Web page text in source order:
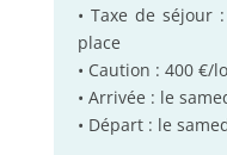
• Taxe de séjour
place
• Caution : 400 €/
• Arrivée : le
• Départ : le